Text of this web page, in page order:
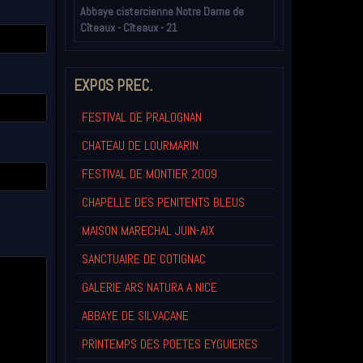
Abbaye cistercienne Notre Dame de
Cîteaux - Cîteaux - 21
EXPOS PREC.
FESTIVAL DE PRALOGNAN
CHATEAU DE LOURMARIN
FESTIVAL DE MONTIER 2009
CHAPELLE DES PENITENTS BLEUS
MAISON MARECHAL JUIN-AIX
SANCTUAIRE DE COTIGNAC
GALERIE ARS NATURA A NICE
ABBAYE DE SILVACANE
PRINTEMPS DES POETES EYGUIERES